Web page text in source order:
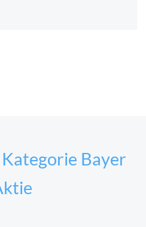
Bayer